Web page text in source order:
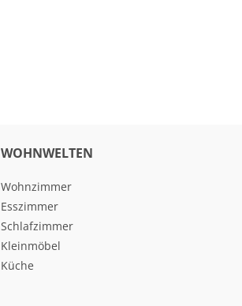
WOHNWELTEN
Wohnzimmer
Esszimmer
Schlafzimmer
Kleinmöbel
Küche